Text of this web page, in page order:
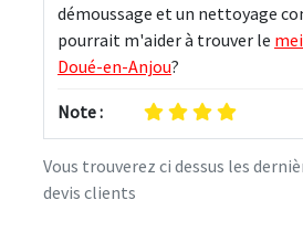
Vous trouverez ci dessus les
devis clients
démoussage et un nettoyage
pourrait m'aider à trouver le
Doué-en-Anjou?
Note :